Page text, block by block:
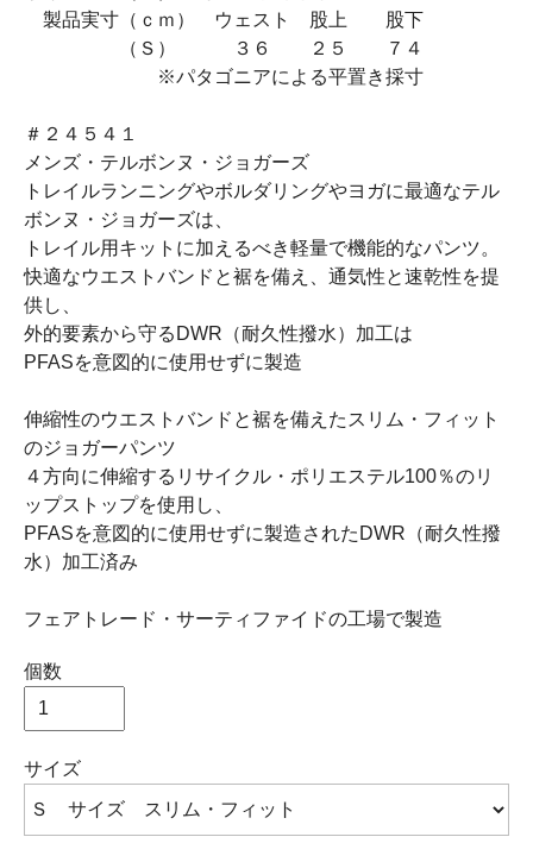
製品実寸（ｃｍ） ウェスト 股上 股下
（Ｓ） ３６ ２５ ７４
※パタゴニアによる平置き採寸
＃２４５４１
メンズ・テルボンヌ・ジョガーズ
トレイルランニングやボルダリングやヨガに最適なテル
ボンヌ・ジョガーズは、
トレイル用キットに加えるべき軽量で機能的なパンツ。
快適なウエストバンドと裾を備え、通気性と速乾性を提
供し、
外的要素から守るDWR（耐久性撥水）加工は
PFASを意図的に使用せずに製造
伸縮性のウエストバンドと裾を備えたスリム・フィット
のジョガーパンツ
４方向に伸縮するリサイクル・ポリエステル100％のリ
ップストップを使用し、
PFASを意図的に使用せずに製造されたDWR（耐久性撥
水）加工済み
フェアトレード・サーティファイドの工場で製造
個数
サイズ